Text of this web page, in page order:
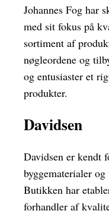
Johannes Fog har
med sit fokus på
sortiment af
nøgleordene og
og entusiaster et
produkter.
Davidsen
Davidsen er kendt
byggematerialer
Butikken har
forhandler af